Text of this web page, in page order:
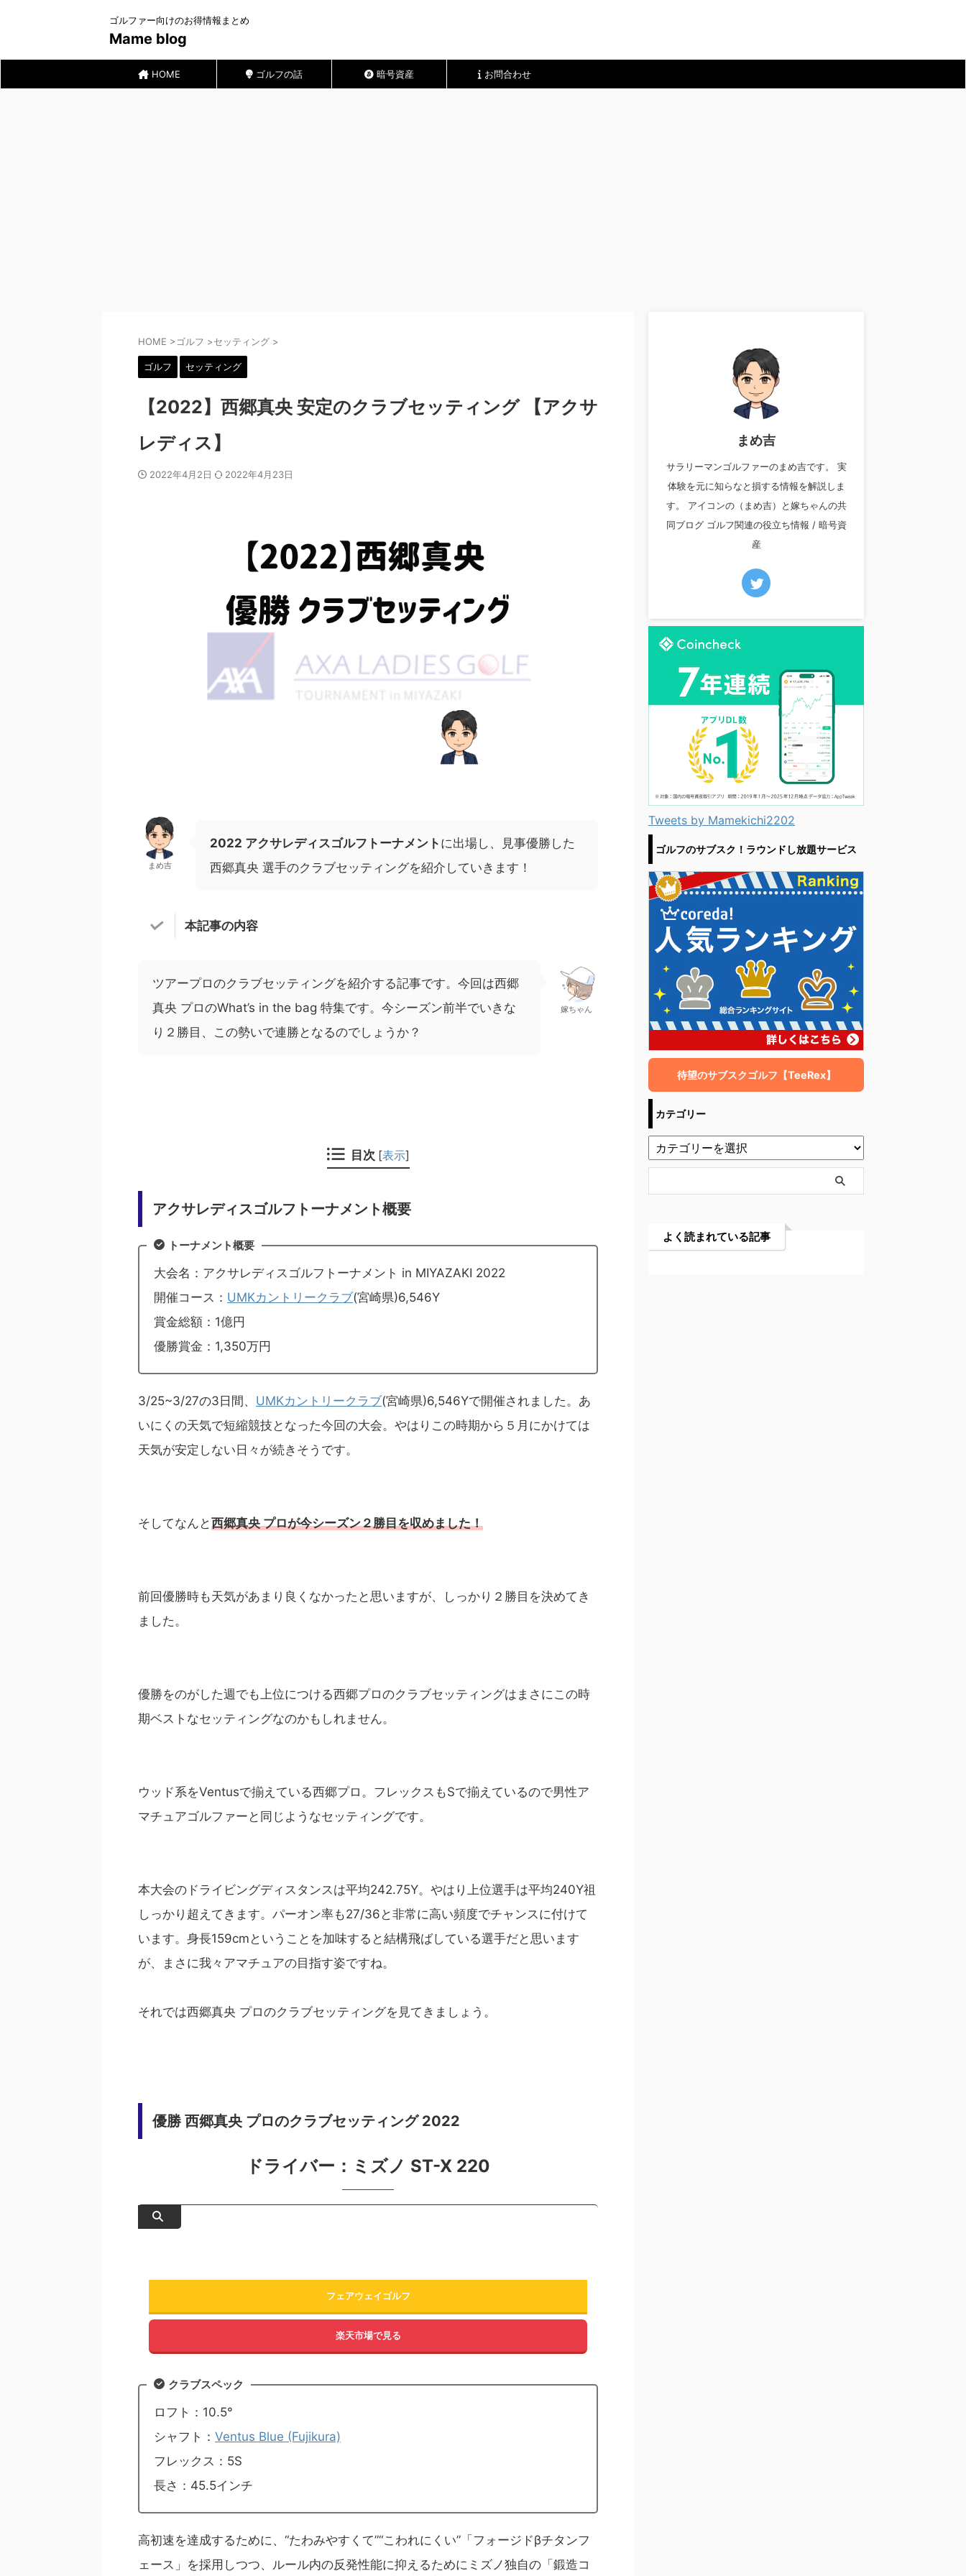
ゴルファー向けのお得情報まとめ
Mame blog
HOME ゴルフの話 暗号資産 お問合わせ
HOME >ゴルフ >セッティング >
ゴルフ セッティング
【2022】西郷真央 安定のクラブセッティング 【アクサ
レディス】
2022年4月2日 2022年4月23日
まめ吉
2022 アクサレディスゴルフトーナメント に出場し、見事優勝した
西郷真央 選手のクラブセッティングを紹介していきます！
本記事の内容
ツアープロのクラブセッティングを紹介する記事です。今回は西郷
真央 プロのWhat’s in the bag 特集です。今シーズン前半でいきな
り２勝目、この勢いで連勝となるのでしょうか？
嫁ちゃん
目次 [表示]
アクサレディスゴルフトーナメント概要
トーナメント概要
大会名：アクサレディスゴルフトーナメント in MIYAZAKI 2022
開催コース： UMKカントリークラブ(宮崎県)6,546Y
賞金総額：1億円
優勝賞金：1,350万円
3/25~3/27の3日間、 UMKカントリークラブ(宮崎県)6,546Yで開催されました。あ
いにくの天気で短縮競技となった今回の大会。やはりこの時期から５月にかけては
天気が安定しない日々が続きそうです。
そしてなんと西郷真央 プロが今シーズン２勝目を収めました！
前回優勝時も天気があまり良くなかったと思いますが、しっかり２勝目を決めてき
ました。
優勝をのがした週でも上位につける西郷プロのクラブセッティングはまさにこの時
期ベストなセッティングなのかもしれません。
ウッド系をVentusで揃えている西郷プロ。フレックスもSで揃えているので男性ア
マチュアゴルファーと同じようなセッティングです。
本大会のドライビングディスタンスは平均242.75Y。やはり上位選手は平均240Y祖
しっかり超えてきます。パーオン率も27/36と非常に高い頻度でチャンスに付けて
います。身長159cmということを加味すると結構飛ばしている選手だと思います
が、まさに我々アマチュアの目指す姿ですね。
それでは西郷真央 プロのクラブセッティングを見てきましょう。
優勝 西郷真央 プロのクラブセッティング 2022
ドライバー： ミズノ ST-X 220
フェアウェイゴルフ
楽天市場で見る
クラブスペック
ロフト：10.5°
シャフト： Ventus Blue (Fujikura)
フレックス：5S
長さ：45.5インチ
高初速を達成するために、“たわみやすくて”“こわれにくい”「フォージドβチタンフ
ェース」を採用しつつ、ルール内の反発性能に抑えるためにミズノ独自の「鍛造コ
まめ吉
サラリーマンゴルファーのまめ吉です。 実
体験を元に知らなと損する情報を解説しま
す。 アイコンの（まめ吉）と嫁ちゃんの共
同ブログ ゴルフ関連の役立ち情報 / 暗号資
産
Tweets by Mamekichi2202
ゴルフのサブスク！ラウンドし放題サービス
待望のサブスクゴルフ【TeeRex】
カテゴリー
よく読まれている記事